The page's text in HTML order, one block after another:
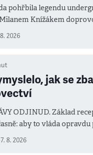
pohřbila legendu
Knížákem
2026
jak se
ODJINUD. Základ
aby to vláda opravdu
7. 8. 2026